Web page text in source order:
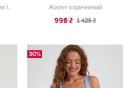
Корсетний топ на бретелях із блискавкою бордовий Жилет коричневий
998 ₴ 1 425 ₴
30%